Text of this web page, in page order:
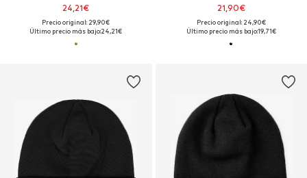
24,21€
Precio original: 29,90€
Último precio más bajo:24,21€
21,90€
Precio original: 24,90€
Último precio más bajo:19,71€